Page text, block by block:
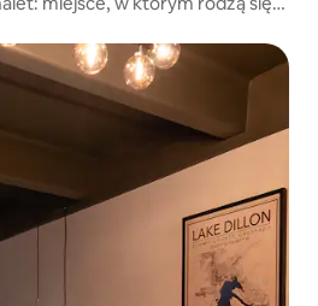
Wybór gości